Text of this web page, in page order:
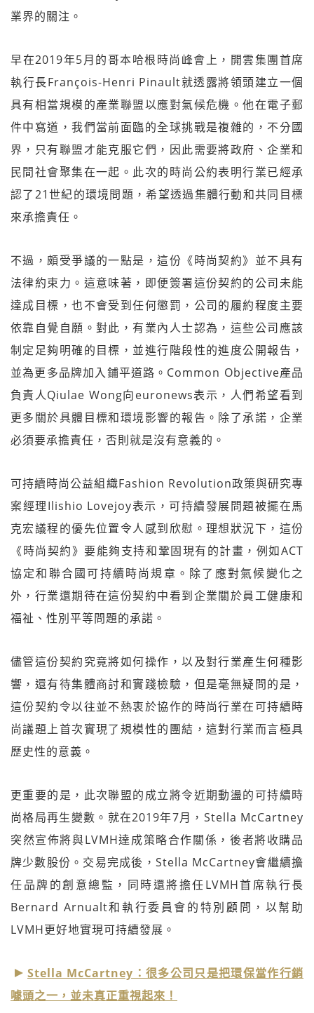
業界的關注。
早在2019年5月的哥本哈根時尚峰會上，開雲集團首席
執行長François-Henri Pinault就透露將領頭建立一個
具有相當規模的產業聯盟以應對氣候危機。他在電子郵
件中寫道，我們當前面臨的全球挑戰是複雜的，不分國
界，只有聯盟才能克服它們，因此需要將政府、企業和
民間社會聚集在一起。此次的時尚公約表明行業已經承
認了21世紀的環境問題，希望透過集體行動和共同目標
來承擔責任。
不過，頗受爭議的一點是，這份《時尚契約》並不具有
法律約束力。這意味著，即便簽署這份契約的公司未能
達成目標，也不會受到任何懲罰，公司的履約程度主要
依靠自覺自願。對此，有業內人士認為，這些公司應該
制定足夠明確的目標，並進行階段性的進度公開報告，
並為更多品牌加入鋪平道路。Common Objective產品
負責人Qiulae Wong向euronews表示，人們希望看到
更多關於具體目標和環境影響的報告。除了承諾，企業
必須要承擔責任，否則就是沒有意義的。
可持續時尚公益組織Fashion Revolution政策與研究專
案經理Ilishio Lovejoy表示，可持續發展問題被擺在馬
克宏議程的優先位置令人感到欣慰。理想狀況下，這份
《時尚契約》要能夠支持和鞏固現有的計畫，例如ACT
協定和聯合國可持續時尚規章。除了應對氣候變化之
外，行業還期待在這份契約中看到企業關於員工健康和
福祉、性別平等問題的承諾。
儘管這份契約究竟將如何操作，以及對行業產生何種影
響，還有待集體商討和實踐檢驗，但是毫無疑問的是，
這份契約令以往並不熱衷於協作的時尚行業在可持續時
尚議題上首次實現了規模性的團結，這對行業而言極具
歷史性的意義。
更重要的是，此次聯盟的成立將令近期動盪的可持續時
尚格局再生變數。就在2019年7月，Stella McCartney
突然宣佈將與LVMH達成策略合作關係，後者將收購品
牌少數股份。交易完成後，Stella McCartney會繼續擔
任品牌的創意總監，同時還將擔任LVMH首席執行長
Bernard Arnualt和執行委員會的特別顧問，以幫助
LVMH更好地實現可持續發展。
Stella McCartney：很多公司只是把環保當作行銷
噱頭之一，並未真正重視起來！